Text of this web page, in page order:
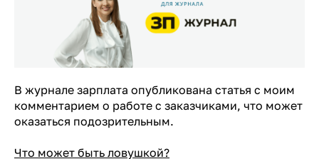
В журнале зарплата опубликована статья с моим
комментарием о работе с заказчиками, что может
оказаться подозрительным.
Что может быть ловушкой?